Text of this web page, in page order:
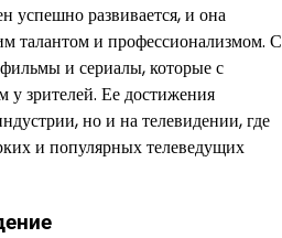
успешно развивается, и она
талантом и профессионализмом. С
и сериалы, которые с
у зрителей. Ее достижения
но и на телевидении, где
и популярных телеведущих